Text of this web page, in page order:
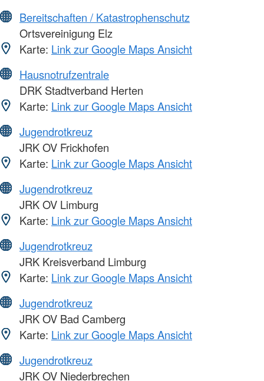
Bereitschaften / Katastrophenschutz
Ortsvereinigung Elz
Karte: Link zur Google Maps Ansicht
Hausnotrufzentrale
DRK Stadtverband Herten
Karte: Link zur Google Maps Ansicht
Jugendrotkreuz
JRK OV Frickhofen
Karte: Link zur Google Maps Ansicht
Jugendrotkreuz
JRK OV Limburg
Karte: Link zur Google Maps Ansicht
Jugendrotkreuz
JRK Kreisverband Limburg
Karte: Link zur Google Maps Ansicht
Jugendrotkreuz
JRK OV Bad Camberg
Karte: Link zur Google Maps Ansicht
Jugendrotkreuz
JRK OV Niederbrechen